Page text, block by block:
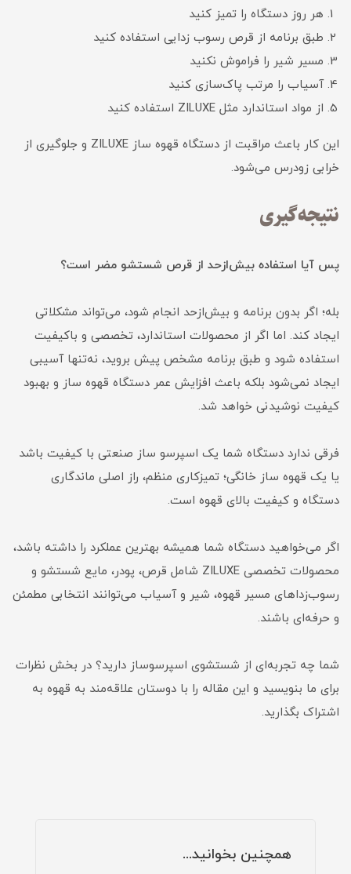
هر روز دستگاه را تمیز کنید
طبق برنامه از قرص رسوب زدایی استفاده کنید
مسیر شیر را فراموش نکنید
آسیاب را مرتب پاک‌سازی کنید
از مواد استاندارد مثل ZILUXE استفاده کنید
این کار باعث مراقبت از دستگاه قهوه ساز ZILUXE و جلوگیری از
خرابی زودرس می‌شود.
نتیجه‌گیری
پس آیا استفاده بیش‌ازحد از قرص شستشو مضر است؟
بله؛ اگر بدون برنامه و بیش‌ازحد انجام شود، می‌تواند مشکلاتی
ایجاد کند. اما اگر از محصولات استاندارد، تخصصی و باکیفیت
استفاده شود و طبق برنامه مشخص پیش بروید، نه‌تنها آسیبی
ایجاد نمی‌شود بلکه باعث افزایش عمر دستگاه قهوه ساز و بهبود
کیفیت نوشیدنی خواهد شد.
فرقی ندارد دستگاه شما یک اسپرسو ساز صنعتی با کیفیت باشد
یا یک قهوه ساز خانگی؛ تمیزکاری منظم، راز اصلی ماندگاری
دستگاه و کیفیت بالای قهوه است.
اگر می‌خواهید دستگاه شما همیشه بهترین عملکرد را داشته باشد،
محصولات تخصصی ZILUXE شامل قرص، پودر، مایع شستشو و
رسوب‌زداهای مسیر قهوه، شیر و آسیاب می‌توانند انتخابی مطمئن
و حرفه‌ای باشند.
شما چه تجربه‌ای از شستشوی اسپرسوساز دارید؟ در بخش نظرات
برای ما بنویسید و این مقاله را با دوستان علاقه‌مند به قهوه به
اشتراک بگذارید.
همچنین بخوانید...